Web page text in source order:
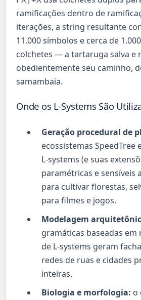
ramificações dentro de
iterações, a string resultante
11.000 símbolos e cerca de
colchetes — a tartaruga salva e
obedientemente seu caminho,
samambaia.
Onde os L-Systems São
Geração procedural de
ecossistemas SpeedTree
L-systems (e suas
paramétricas e sensíveis
para cultivar florestas,
para filmes e jogos.
Modelagem
gramáticas baseadas em
de L-systems geram
redes de ruas e cidades
inteiras.
Biologia e morfologia: o